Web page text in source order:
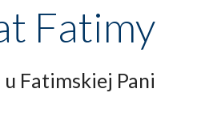
Fatimy
Fatimskiej Pani